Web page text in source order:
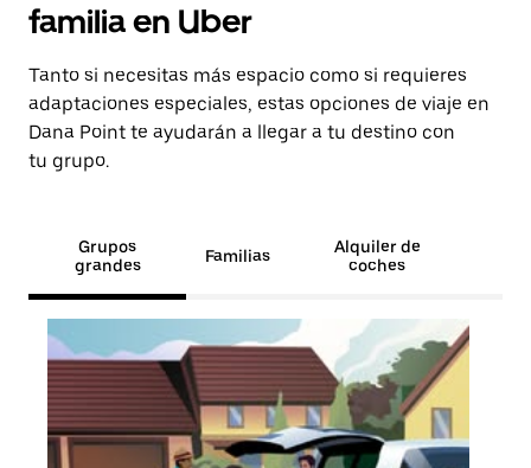
familia en Uber
Tanto si necesitas más espacio como si requieres
adaptaciones especiales, estas opciones de viaje en
Dana Point te ayudarán a llegar a tu destino con
tu grupo.
Grupos
grandes
Familias
Alquiler de
coches